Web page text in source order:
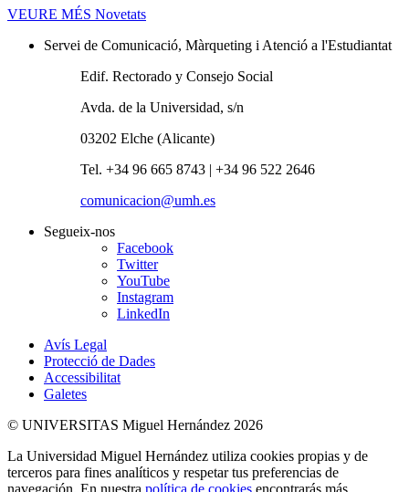
VEURE MÉS Novetats
Servei de Comunicació, Màrqueting i Atenció a l'Estudiantat
Edif. Rectorado y Consejo Social
Avda. de la Universidad, s/n
03202 Elche (Alicante)
Tel. +34 96 665 8743 | +34 96 522 2646
comunicacion@umh.es
Segueix-nos
Facebook
Twitter
YouTube
Instagram
LinkedIn
Avís Legal
Protecció de Dades
Accessibilitat
Galetes
© UNIVERSITAS Miguel Hernández 2026
La Universidad Miguel Hernández utiliza cookies propias y de
terceros para fines analíticos y respetar tus preferencias de
navegación. En nuestra política de cookies encontrarás más